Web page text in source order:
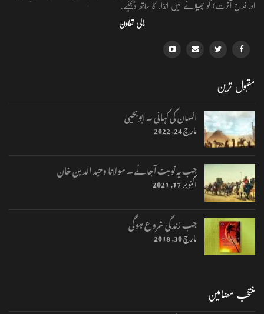
اور فلاحِ آخرت) کو پھیلانے میں انذار کا ساتھ دیجئیے.
مالی تعاون
مقبول ترین
انسان کی کہانی ۔ ابویحییٰ
مارچ 24, 2022
جب یہ نوبت آجائے ۔ مولانا وحید الدین خان
اکتوبر 17, 2021
جب زندگی شروع ہوگی
مارچ 30, 2018
منتخب مضامین